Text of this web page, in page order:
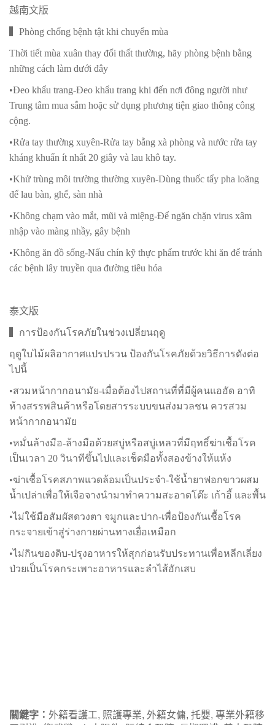
越南文版
▍Phòng chống bệnh tật khi chuyển mùa
Thời tiết mùa xuân thay đổi thất thường, hãy phòng bệnh bằng
những cách làm dưới đây
•Đeo khẩu trang-Đeo khẩu trang khi đến nơi đông người như
Trung tâm mua sắm hoặc sử dụng phương tiện giao thông công
cộng.
•Rửa tay thường xuyên-Rửa tay bằng xà phòng và nước rửa tay
kháng khuẩn ít nhất 20 giây và lau khô tay.
•Khử trùng môi trường thường xuyên-Dùng thuốc tẩy pha loãng
để lau bàn, ghế, sàn nhà
•Không chạm vào mắt, mũi và miệng-Để ngăn chặn virus xâm
nhập vào màng nhầy, gây bệnh
•Không ăn đồ sống-Nấu chín kỹ thực phẩm trước khi ăn để tránh
các bệnh lây truyền qua đường tiêu hóa
泰文版
▍การป้องกันโรคภัยในช่วงเปลี่ยนฤดู
ฤดูใบไม้ผลิอากาศแปรปรวน ป้องกันโรคภัยด้วยวิธีการดังต่อ
ไปนี้
•สวมหน้ากากอนามัย-เมื่อต้องไปสถานที่ที่มีผู้คนแออัด อาทิ
ห้างสรรพสินค้าหรือโดยสารระบบขนส่งมวลชน ควรสวม
หน้ากากอนามัย
•หมั่นล้างมือ-ล้างมือด้วยสบู่หรือสบู่เหลวที่มีฤทธิ์ฆ่าเชื้อโรค
เป็นเวลา 20 วินาทีขึ้นไปและเช็ดมือทั้งสองข้างให้แห้ง
•ฆ่าเชื้อโรคสภาพแวดล้อมเป็นประจำ-ใช้น้ำยาฟอกขาวผสม
น้ำเปล่าเพื่อให้เจือจางนำมาทำความสะอาดโต๊ะ เก้าอี้ และพื้น
•ไม่ใช้มือสัมผัสดวงตา จมูกและปาก-เพื่อป้องกันเชื้อโรค
กระจายเข้าสู่ร่างกายผ่านทางเยื่อเหมือก
•ไม่กินของดิบ-ปรุงอาหารให้สุกก่อนรับประทานเพื่อหลีกเลี่ยง
ป่วยเป็นโรคกระเพาะอาหารและลำไส้อักเสบ
關鍵字： 外籍看護工, 照護專業, 外籍女傭, 托嬰, 專業外籍移